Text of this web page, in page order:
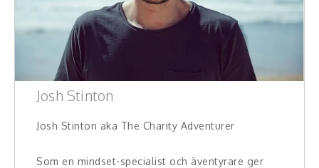
Josh Stinton
Josh Stinton aka The Charity Adventurer
Som en mindset-specialist och äventyrare ger